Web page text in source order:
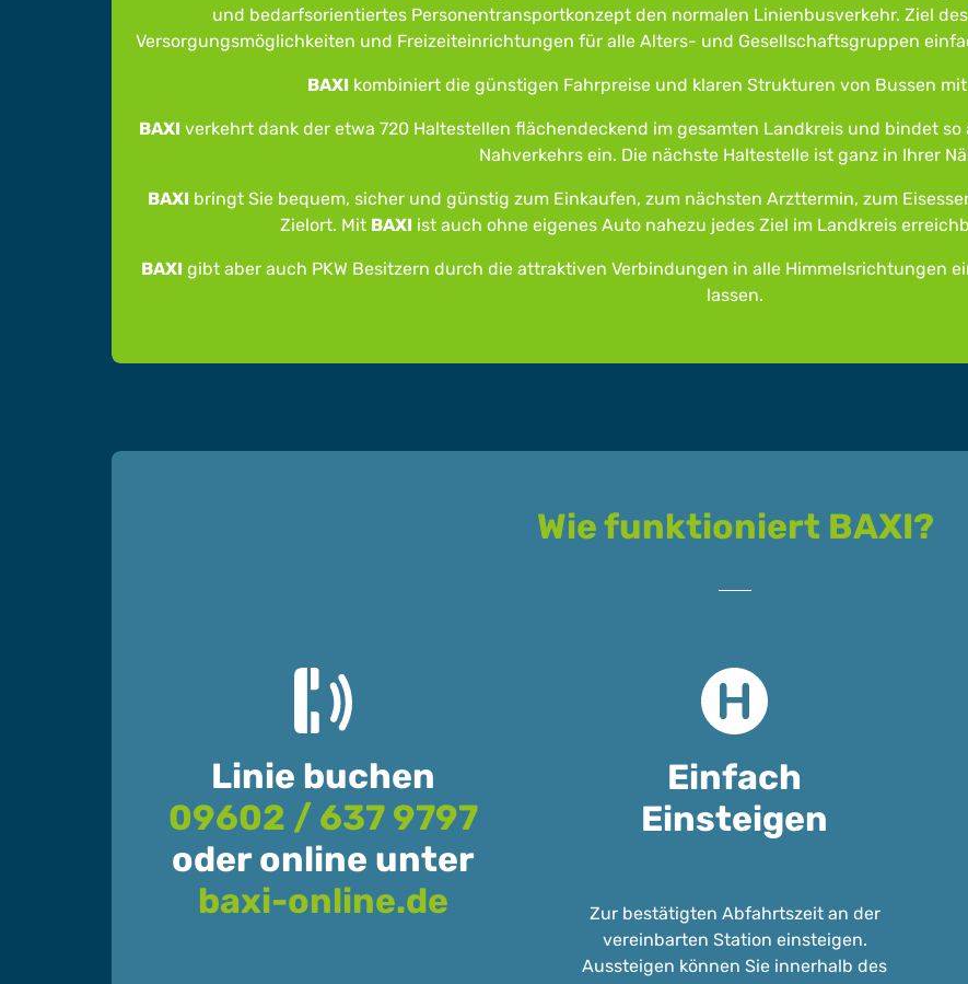
und bedarfsorientiertes Personentransportkonzept den normalen Linienbusverkehr. Ziel des
Versorgungsmöglichkeiten und Freizeiteinrichtungen für alle Alters- und Gesellschaftsgruppen
BAXI kombiniert die günstigen Fahrpreise und klaren Strukturen von Bussen
BAXI verkehrt dank der etwa 720 Haltestellen flächendeckend im gesamten Landkreis und bindet
Nahverkehrs ein. Die nächste Haltestelle ist ganz in Ihrer
BAXI bringt Sie bequem, sicher und günstig zum Einkaufen, zum nächsten Arzttermin, zum
Zielort. Mit BAXI ist auch ohne eigenes Auto nahezu jedes Ziel im Landkreis
BAXI gibt aber auch PKW Besitzern durch die attraktiven Verbindungen in alle Himmelsrichtungen
lassen.
Wie funktioniert BAXI?
Linie buchen
09602 / 637 9797
oder online unter
baxi-online.de
Einfach
Einsteigen
Zur bestätigten Abfahrtszeit an der
vereinbarten Station einsteigen.
Aussteigen können Sie innerhalb des